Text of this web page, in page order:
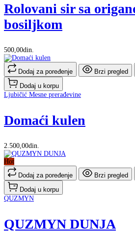
Rolovani sir sa
bosiljkom
500,00din.
Dodaj za poređenje Brzi pregled
Dodaj u korpu
Ljubičić Mesne prerađevine
Domaći kulen
2.500,00din.
Hot
Dodaj za poređenje
Brzi pregled
Dodaj u korpu
QUZMYN
QUZMYN DUNJA